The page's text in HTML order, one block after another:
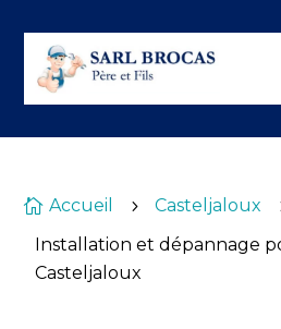
 Accueil 5 Casteljaloux
Installation et dépannage
Casteljaloux